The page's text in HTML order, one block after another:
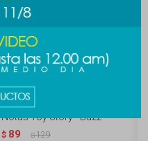
Notas Toy Story - Buzz
$ 89 $129